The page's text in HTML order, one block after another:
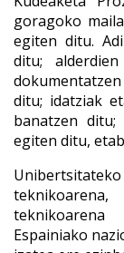
goragoko
egiten ditu.
ditu;
ditu; idatziak
banatzen
egiten ditu,
Espainiako